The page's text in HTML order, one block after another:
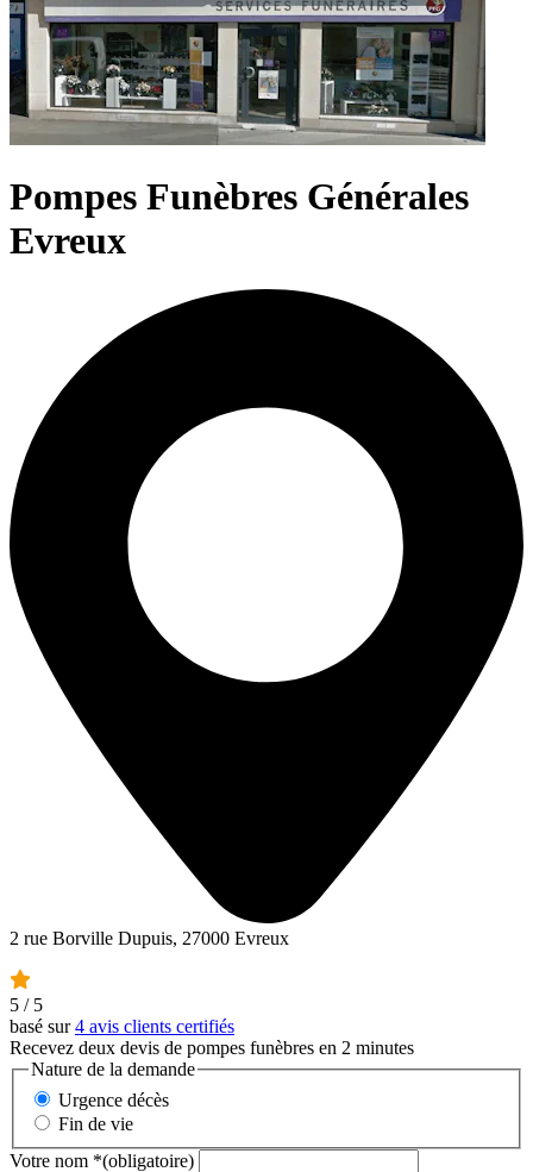
Pompes Funèbres Générales
Evreux
2 rue Borville Dupuis, 27000 Evreux
5 / 5
basé sur4 avis clients certifiés
Recevez deux devis de pompes funèbres en 2 minutes
Nature de la demande
Urgence décès
Fin de vie
Votre nom *(obligatoire)